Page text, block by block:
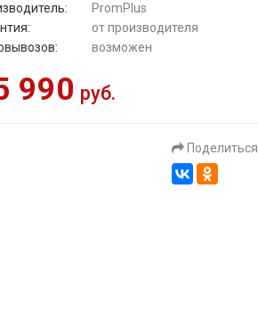
PromPlus
от производителя
возможен
990 руб.
Поделиться